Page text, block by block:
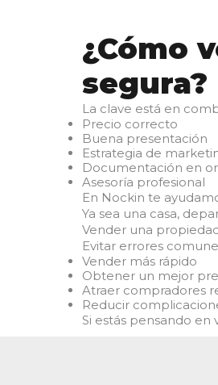
¿Cómo
segura?
La clave está en
Precio correcto
Buena presentación
Estrategia de
Documentación en
Asesoría profesional
En Nockin te
Ya sea una casa,
Vender una
Evitar errores
Vender más rápido
Obtener un mejor
Atraer compradores
Reducir
Si estás pensando